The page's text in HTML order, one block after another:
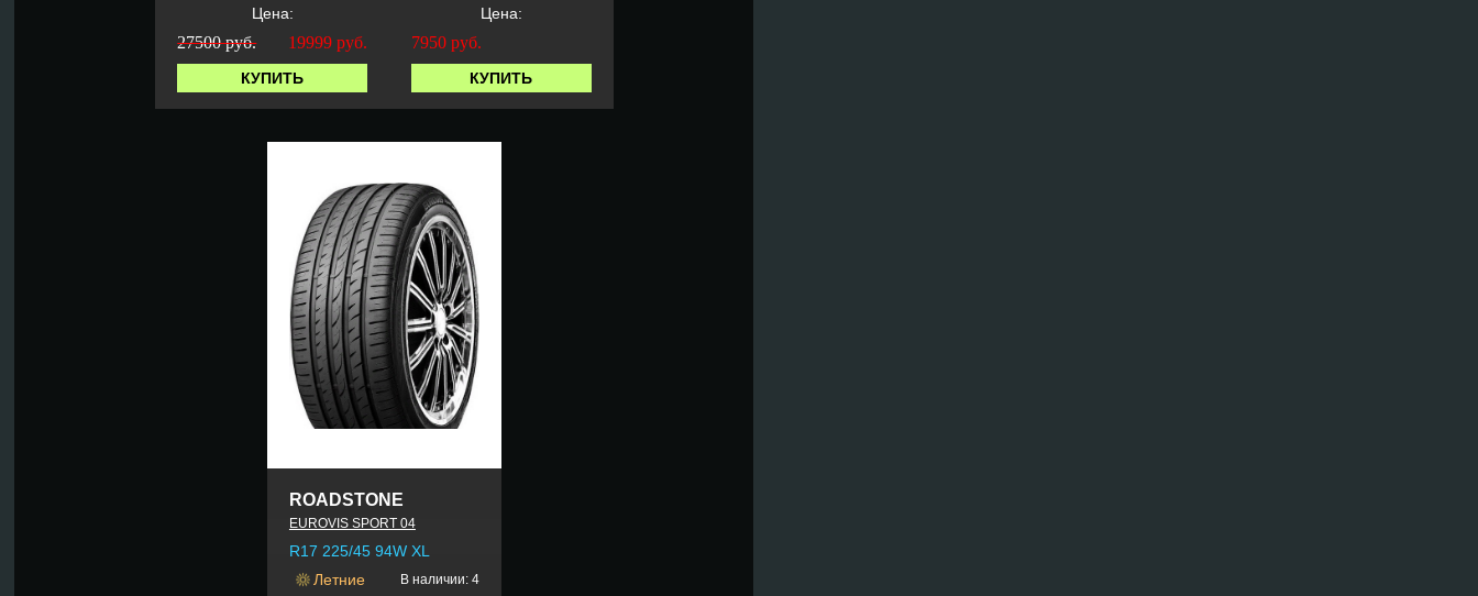
Цена:
27500 руб. 19999руб.
КУПИТЬ
Цена:
7950руб.
КУПИТЬ
ROADSTONE
EUROVIS SPORT 04
R17 225/45 94W XL
Летние
В наличии: 4